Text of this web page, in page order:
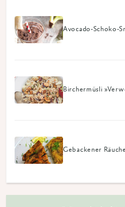
Avocado-Schoko-
Birchermüsli
Gebackener